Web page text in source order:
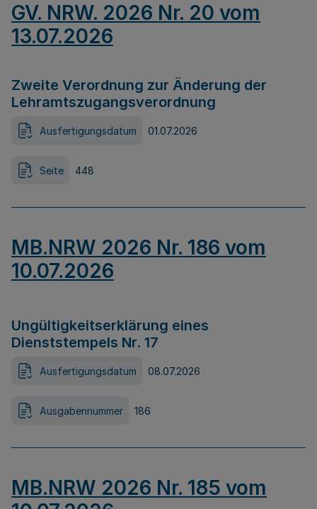
GV. NRW. 2026 Nr. 20 vom
13.07.2026
Zweite Verordnung zur Änderung der
Lehramtszugangsverordnung
Ausfertigungsdatum 01.07.2026
Seite 448
MB.NRW 2026 Nr. 186 vom
10.07.2026
Ungültigkeitserklärung eines
Dienststempels Nr. 17
Ausfertigungsdatum 08.07.2026
Ausgabennummer 186
MB.NRW 2026 Nr. 185 vom